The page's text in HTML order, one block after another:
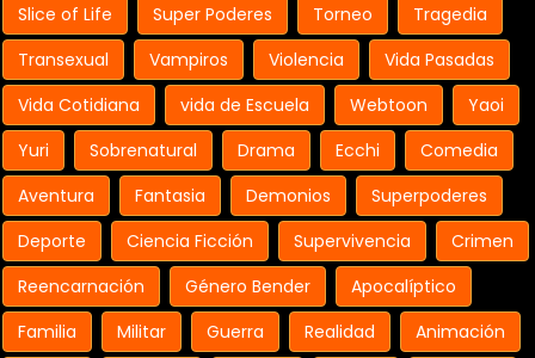
Slice of Life
Super Poderes Torneo
Tragedia
Transexual
Vampiros Violencia
Vida Pasadas
Vida Cotidiana
vida de Escuela Webtoon
Yaoi
Yuri
Sobrenatural Drama Ecchi
Comedia
Aventura
Fantasia Demonios
Superpoderes
Deporte
Ciencia Ficción Supervivencia
Crimen
Reencarnación
Género Bender
Apocalíptico
Familia
Militar Guerra Realidad
Animación